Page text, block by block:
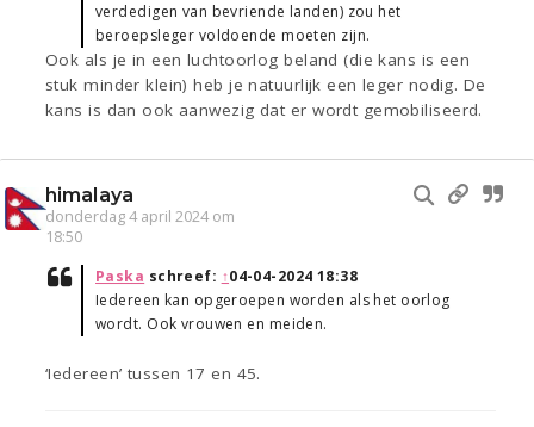
verdedigen van bevriende landen) zou het
beroepsleger voldoende moeten zijn.
Ook als je in een luchtoorlog beland (die kans is een
stuk minder klein) heb je natuurlijk een leger nodig. De
kans is dan ook aanwezig dat er wordt gemobiliseerd.
himalaya
donderdag 4 april 2024 om
18:50
Paska schreef: ↑04-04-2024 18:38
Iedereen kan opgeroepen worden als het oorlog
wordt. Ook vrouwen en meiden.
‘Iedereen’ tussen 17 en 45.